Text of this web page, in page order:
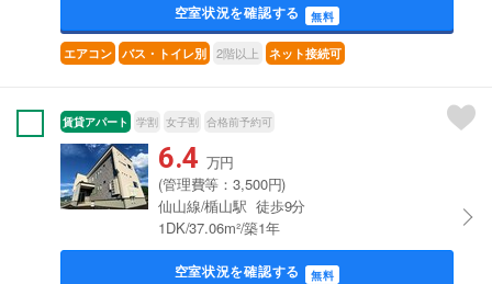
空室状況を確認する 無料
エアコン バス・トイレ別 2階以上 ネット接続可
賃貸アパート 学割 女子割 合格前予約可
6.4 万円
(管理費等：3,500円)
仙山線/楯山駅 徒歩9分
1DK/37.06m²/築1年
空室状況を確認する 無料